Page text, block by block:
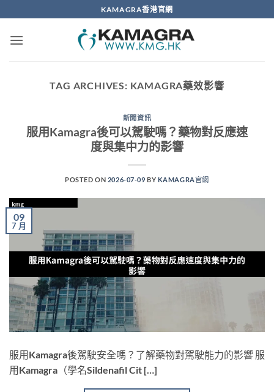
to
content
KAMAGRA香港官網
TAG ARCHIVES: KAMAGRA藥效影響
新聞資訊
服用Kamagra後可以駕駛嗎？藥物對反應速
度與集中力的影響
POSTED ON 2026-07-09 BY KAMAGRA官網
09
7 月
服用Kamagra後駕駛安全嗎？了解藥物對駕駛能力的影響 服
用Kamagra（學名Sildenafil Cit […]